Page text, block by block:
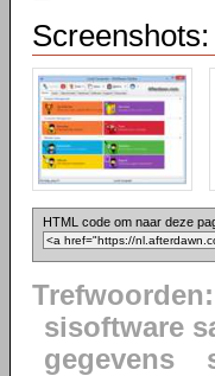
Screenshots:
HTML code om naar deze
Trefwoorden:
sisoftware
gegevens